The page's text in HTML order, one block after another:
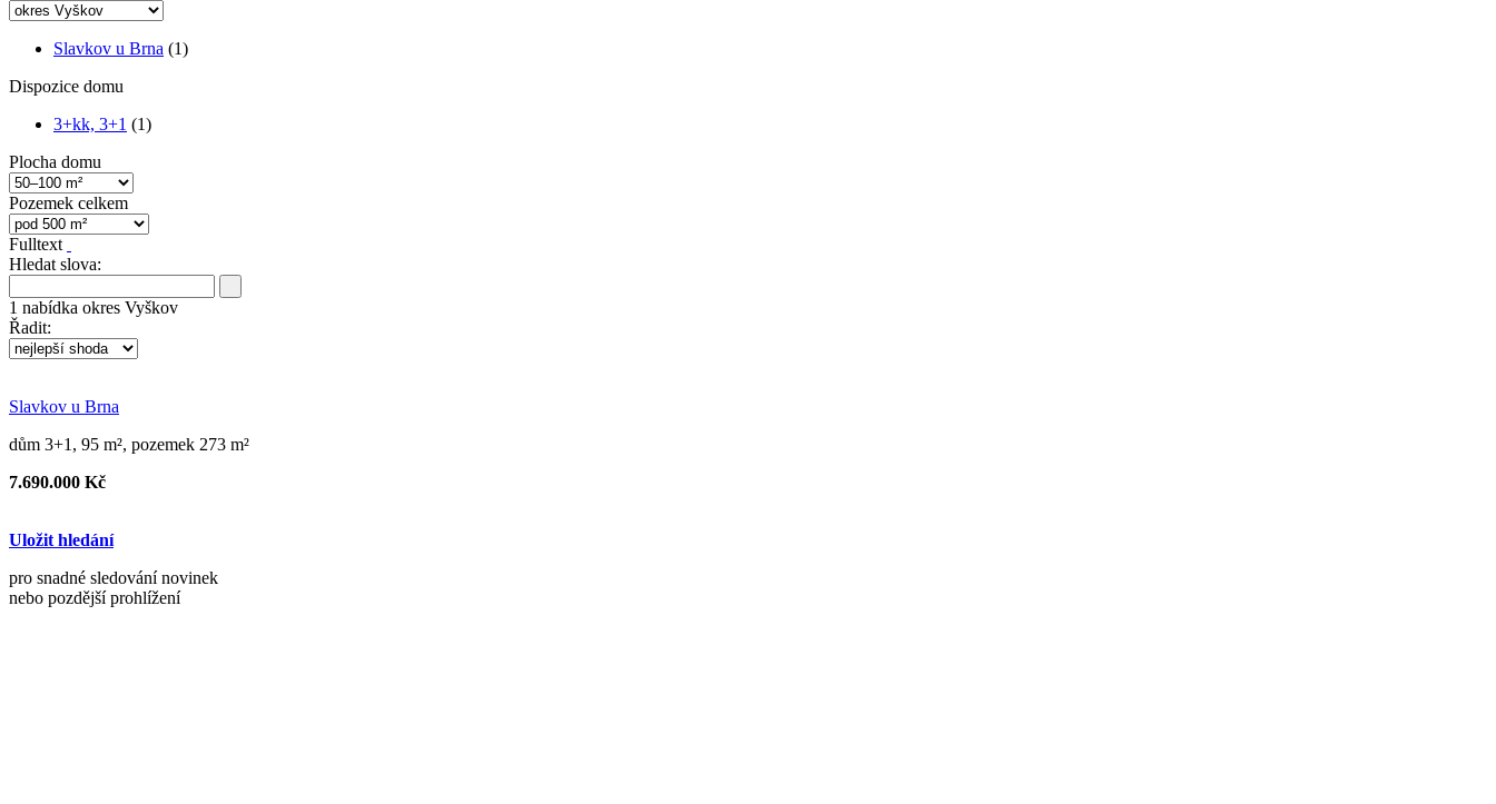
Slavkov u Brna (1)
Dispozice domu
3+kk, 3+1 (1)
Plocha domu
Pozemek celkem
Fulltext
Hledat slova:
1 nabídka okres Vyškov
Řadit:
Slavkov u Brna
dům 3+1, 95 m², pozemek 273 m²
7.690.000 Kč
Uložit hledání
pro snadné sledování novinek
nebo pozdější prohlížení